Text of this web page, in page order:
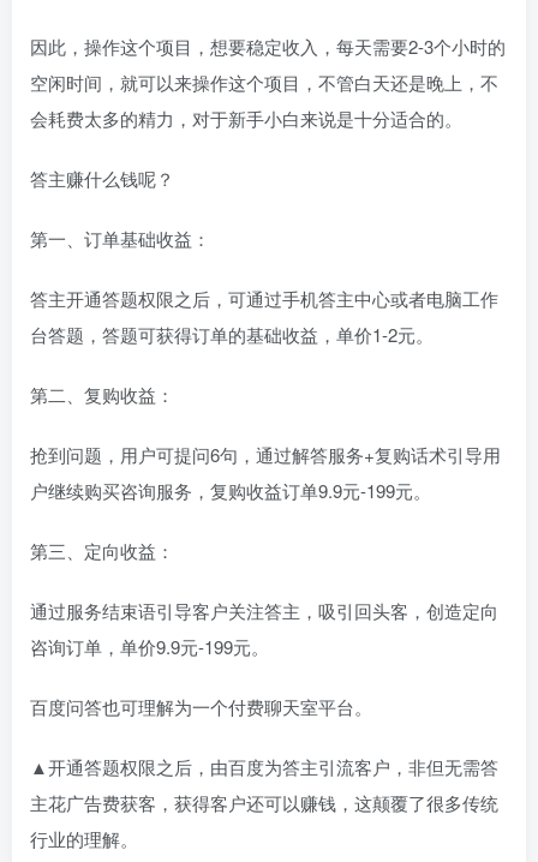
因此，操作这个项目，想要稳定收入，每天需要2-3个小时的
空闲时间，就可以来操作这个项目，不管白天还是晚上，不
会耗费太多的精力，对于新手小白来说是十分适合的。
答主赚什么钱呢？
第一、订单基础收益：
答主开通答题权限之后，可通过手机答主中心或者电脑工作
台答题，答题可获得订单的基础收益，单价1-2元。
第二、复购收益：
抢到问题，用户可提问6句，通过解答服务+复购话术引导用
户继续购买咨询服务，复购收益订单9.9元-199元。
第三、定向收益：
通过服务结束语引导客户关注答主，吸引回头客，创造定向
咨询订单，单价9.9元-199元。
百度问答也可理解为一个付费聊天室平台。
▲开通答题权限之后，由百度为答主引流客户，非但无需答
主花广告费获客，获得客户还可以赚钱，这颠覆了很多传统
行业的理解。